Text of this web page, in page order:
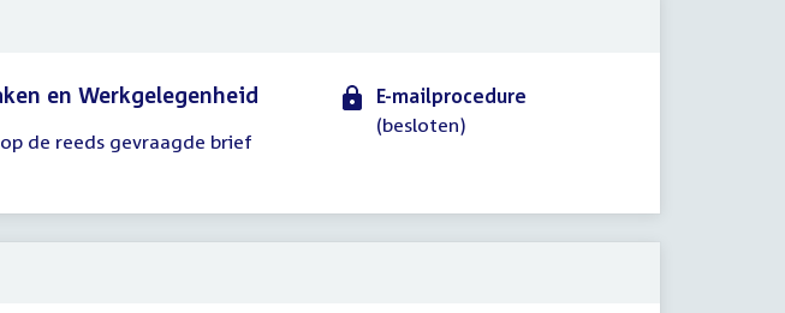
en Werkgelegenheid
de reeds gevraagde brief
E-mailprocedure
(besloten)